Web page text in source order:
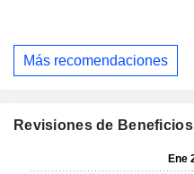
Más recomendaciones
Revisiones de Beneficios